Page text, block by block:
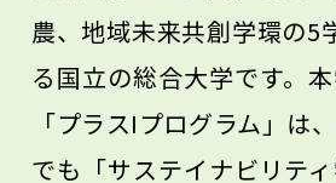
農、地域未来共創学環の5
る国立の総合大学です。
「プラスIプログラム」は
でも「サステイナビリテ